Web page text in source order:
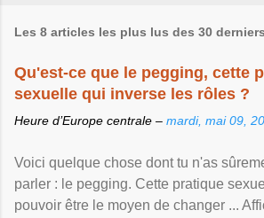
Les 8 articles les plus lus des 30
Qu'est-ce que le pegging, cette
sexuelle qui inverse les rôles ?
Heure d’Europe centrale – mardi, mai 09,
Voici quelque chose dont tu n'as
parler : le pegging. Cette pratique
pouvoir être le moyen de changer ...